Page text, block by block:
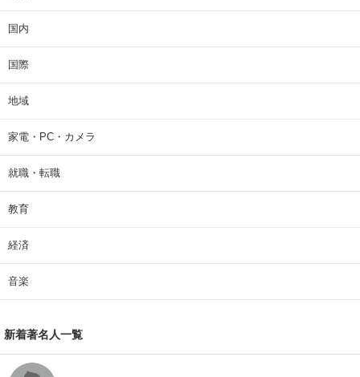
国内
国際
地域
家電・PC・カメラ
就職・転職
教育
経済
音楽
新着著名人一覧